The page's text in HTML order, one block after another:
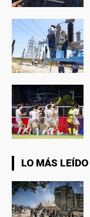
LO MÁS LEÍDO